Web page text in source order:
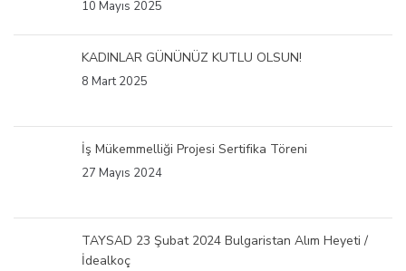
10 Mayıs 2025
KADINLAR GÜNÜNÜZ KUTLU OLSUN!
8 Mart 2025
İş Mükemmelliği Projesi Sertifika Töreni
27 Mayıs 2024
TAYSAD 23 Şubat 2024 Bulgaristan Alım Heyeti /
İdealkoç